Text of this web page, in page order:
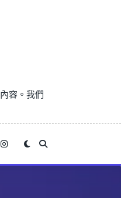
容。我們